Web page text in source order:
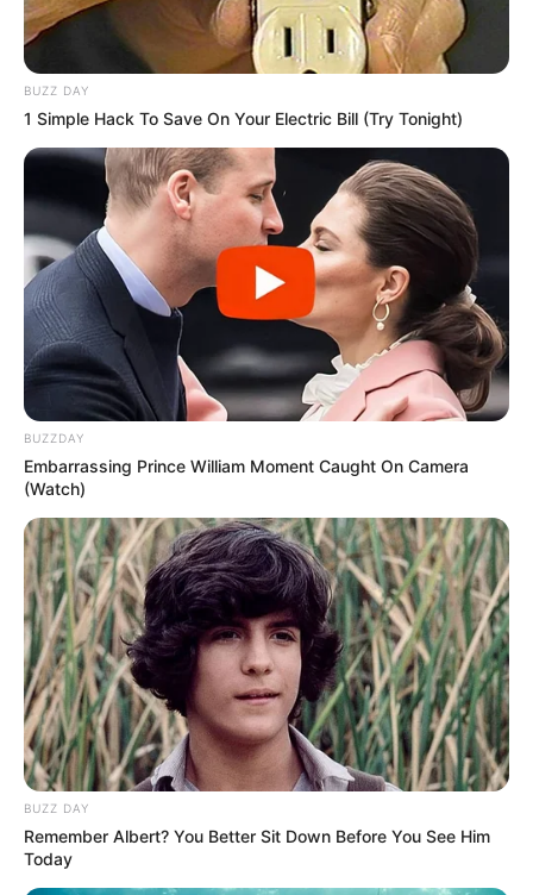
Analyse et Pronostic détaillés du Tiercé Quarté
Quinté par Stéphane DAVY journaliste de CanalTurf.
L’accès au site est 100% gratuit, on vous sollicite s.v.p
pour nous soutenir avec un petit clic sur le bouton
“J’aime”, merci à vous.
BUZZ DAY
1 Simple Hack To Save On Your Electric Bill (Try Tonight)
BUZZDAY
Embarrassing Prince William Moment Caught On Camera
(Watch)
BUZZ DAY
Remember Albert? You Better Sit Down Before You See Him
Today